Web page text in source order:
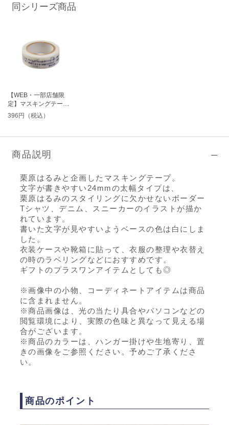
同シリーズ商品
【WEB・一部店舗限
定】マスキングテープ
タレレシピ
396円（税込）
商品説明
栗原はるみと企画したマスキングテープ。
文字が書きやすい24mmの太幅タイプは、
栗原はるみのスタイリングに欠かせないボーダー
Tシャツ、デニム、スニーカーのイラストが描か
れています。
書いた文字が見やすいようベースの色は白にしま
した。
衣装ケースや靴箱に貼って、衣服の整理や衣替え
の時のラベリングなどにおすすめです。
ギフトのプラスワンアイテムとしても◎
※画像中の小物、コーディネートアイテムは商品
に含まれません。
※商品画像は、光の当たり具合やパソコンなどの
閲覧環境により、実際の色味と異なって見える場
合がございます。
※商品のカラーは、ハンガー掛けや生地寄り、置
きの画像をご参照ください。予めご了承くださ
い。
商品のポイント